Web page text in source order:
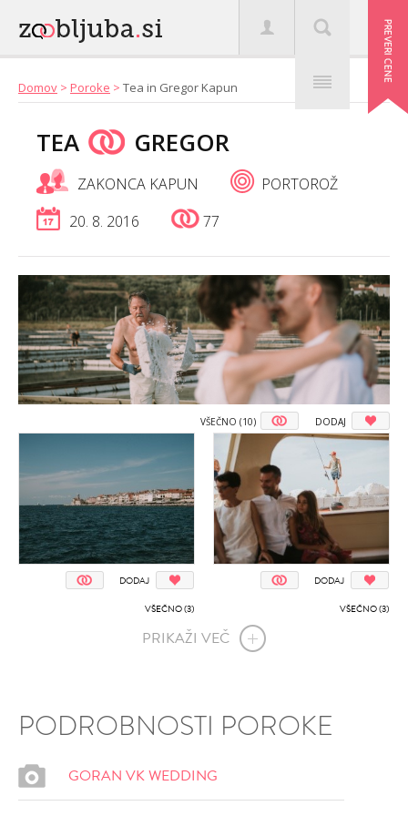
Domov > Poroke > Tea in Gregor Kapun
TEA GREGOR
ZAKONCA KAPUN
PORTOROŽ
20. 8. 2016
77
DODAJ
VŠEČNO (10)
DODAJ
VŠEČNO (3)
DODAJ
VŠEČNO (3)
DODAJ
PRIKAŽI VEČ
PODROBNOSTI POROKE
GORAN VK WEDDING